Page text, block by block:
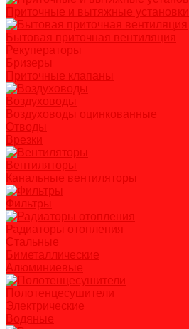
Приточные и вытяжные установки
Бытовая приточная вентиляция
Рекуператоры
Бризеры
Приточные клапаны
Воздуховоды
Воздуховоды оцинкованные
Отводы
Врезки
Вентиляторы
Канальные вентиляторы
Фильтры
Радиаторы отопления
Стальные
Биметаллические
Алюминиевые
Полотенцесушители
Электрические
Водяные